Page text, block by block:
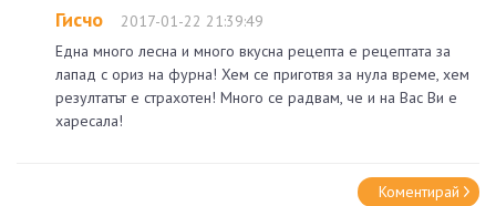
Гисчо
2017-01-22 21:39:49
Една много лесна и много вкусна рецепта е рецептата за
лапад с ориз на фурна! Хем се приготвя за нула време, хем
резултатът е страхотен! Много се радвам, че и на Вас Ви е
харесала!
Коментирай